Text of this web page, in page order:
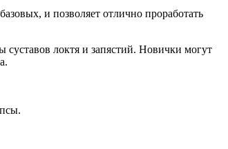
и позволяет отлично проработать
суставов локтя и запястий. Новички могут